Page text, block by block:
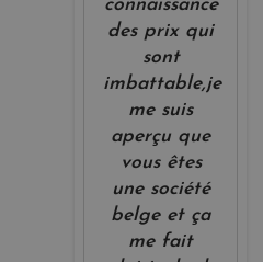
connaissance
des prix qui
sont
imbattable,je
me suis
aperçu que
vous êtes
une société
belge et ça
me fait